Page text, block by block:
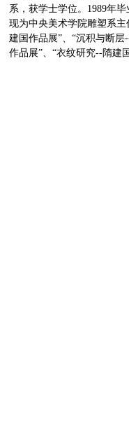
系，获学士学位。1989年
现为中央美术学院雕塑系
建国作品展”、“沉积与断
作品展”、“衣纹研究--隋建